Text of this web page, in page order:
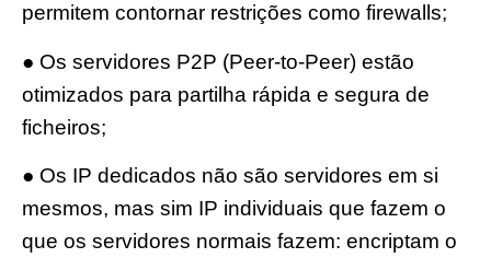
permitem contornar restrições como firewalls;
● Os servidores P2P (Peer-to-Peer) estão
otimizados para partilha rápida e segura de
ficheiros;
● Os IP dedicados não são servidores em si
mesmos, mas sim IP individuais que fazem o
que os servidores normais fazem: encriptam o